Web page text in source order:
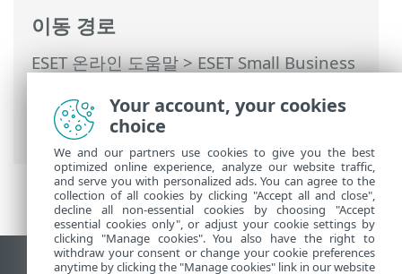
이동 경로
ESET 온라인 도움말>ESET Small Business
운용>고급 설정>보호>웹 브라우저 보호
URL 주소 관리> 주소 목록
Your account, your cookies
choice
We and our partners use cookies to give you the best
optimized online experience, analyze our website traffic,
and serve you with personalized ads. You can agree to the
collection of all cookies by clicking "Accept all and close",
decline all non-essential cookies by choosing "Accept
essential cookies only", or adjust your cookie settings by
clicking "Manage cookies". You also have the right to
withdraw your consent or change your cookie preferences
anytime by clicking the "Manage cookies" link in our website